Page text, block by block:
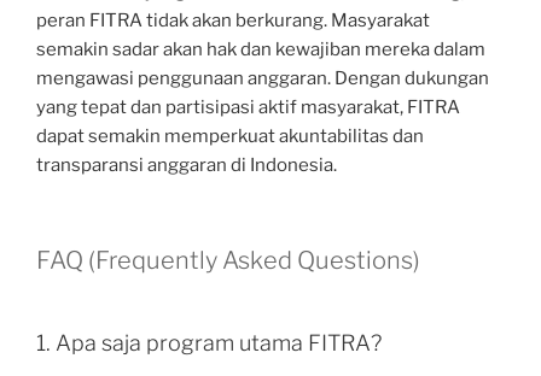
peran FITRA tidak akan berkurang. Masyarakat
semakin sadar akan hak dan kewajiban mereka dalam
mengawasi penggunaan anggaran. Dengan dukungan
yang tepat dan partisipasi aktif masyarakat, FITRA
dapat semakin memperkuat akuntabilitas dan
transparansi anggaran di Indonesia.
FAQ (Frequently Asked Questions)
1. Apa saja program utama FITRA?